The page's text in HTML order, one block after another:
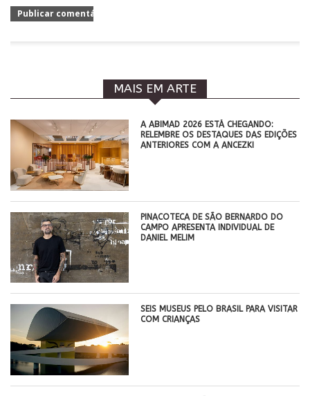
MAIS EM ARTE
A ABIMAD 2026 ESTÁ CHEGANDO:
RELEMBRE OS DESTAQUES DAS EDIÇÕES
ANTERIORES COM A ANCEZKI
PINACOTECA DE SÃO BERNARDO DO
CAMPO APRESENTA INDIVIDUAL DE
DANIEL MELIM
SEIS MUSEUS PELO BRASIL PARA VISITAR
COM CRIANÇAS